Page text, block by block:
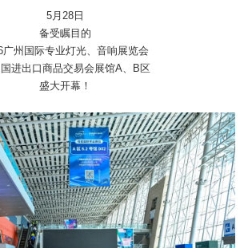
5月28日
备受瞩目的
广州国际专业灯光、音响展览会
进出口商品交易会展馆A、B区
盛大开幕！